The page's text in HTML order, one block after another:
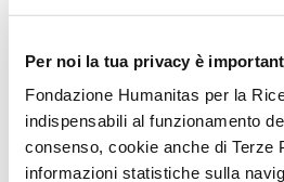
Per noi la tua privacy è
Fondazione Humanitas per la
indispensabili al funzionamento
consenso, cookie anche di Terze
informazioni statistiche sulla
30 Settembre 2025
Prevenzione&Salute – la diagnosi